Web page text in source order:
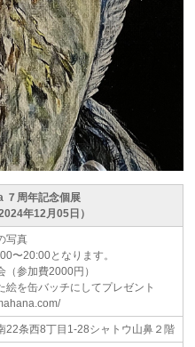
７周年記念個展
年12月05日）
写真
〜20:00となります。
（参加費2000円）
絵を缶バッチにしてプレゼント
22条西8丁目1-28シャトウ山鼻２階